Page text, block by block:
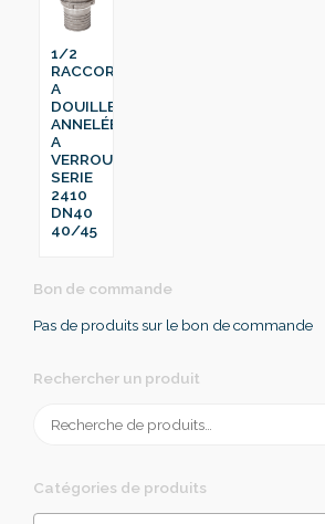
1/2
RACCORD
A
DOUILLE
ANNELÉE
A
VERROU
SERIE
2410
DN40
40/45
Bon de commande
Pas de produits sur le bon de commande
Rechercher un produit
pour :
Catégories de produits